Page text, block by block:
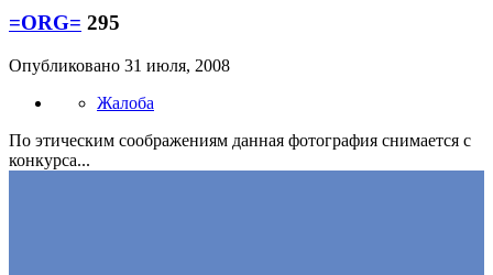
=ORG= 295
Опубликовано 31 июля, 2008
Жалоба
По этическим соображениям данная фотография снимается с
конкурса...